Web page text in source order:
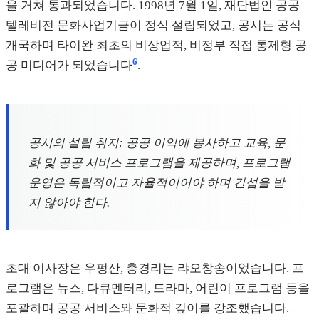
을 거쳐 통과되었습니다. 1998년 7월 1일, 재단법인 공공
텔레비전 문화사업기금이 정식 설립되었고, 공시는 공식
개국하며 타이완 최초의 비상업적, 비정부 직접 통제형 공
공 미디어가 되었습니다6.
공시의 설립 취지: 공공 이익에 봉사하고 교육, 문
화 및 공공 서비스 프로그램을 제공하며, 프로그램
운영은 독립적이고 자율적이어야 하며 간섭을 받
지 않아야 한다.
초대 이사장은 우펑산, 총경리는 랴오창송이었습니다. 프
로그램은 뉴스, 다큐멘터리, 드라마, 어린이 프로그램 등을
포괄하며 공공 서비스와 문화적 깊이를 강조했습니다.